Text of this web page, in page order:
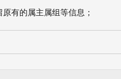
有的属主属组等信息；